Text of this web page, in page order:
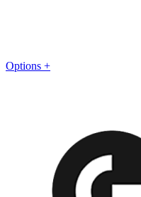
Options +